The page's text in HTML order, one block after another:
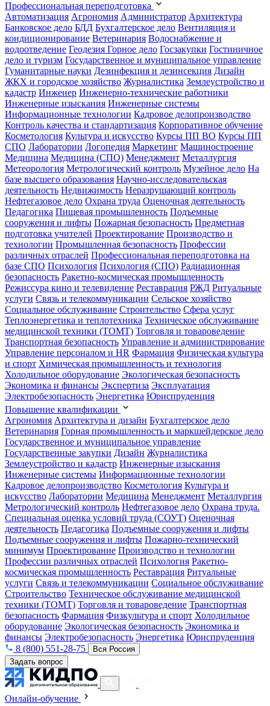
Профессиональная переподготовка
Автоматизация Агрономия Администратор Архитектура
Банковское дело БДД Бухгалтерское дело Вентиляция и
кондиционирование Ветеринария Водоснабжение и
водоотведение Геодезия Горное дело Госзакупки Гостиничное
дело и туризм Государственное и муниципальное управление
Гуманитарные науки Дезинфекция и дезинсекция Дизайн
ЖКХ и городское хозяйство Журналистика Землеустройство и
кадастр Инженер Инженерно-технические работники
Инженерные изыскания Инженерные системы
Информационные технологии Кадровое делопроизводство
Контроль качества и стандартизация Корпоративное обучение
Косметология Культура и искусство Курсы ПП ВО Курсы ПП
СПО Лаборатории Логопедия Маркетинг Машиностроение
Медицина Медицина (СПО) Менеджмент Металлургия
Метеорология Метрологический контроль Музейное дело На
базе высшего образования Научно-исследовательская
деятельность Недвижимость Неразрушающий контроль
Нефтегазовое дело Охрана труда Оценочная деятельность
Педагогика Пищевая промышленность Подъемные
сооружения и лифты Пожарная безопасность Предметная
подготовка учителей Проектирование Производство и
технологии Промышленная безопасность Профессии
различных отраслей Профессиональная переподготовка на
базе СПО Психология Психология (СПО) Радиационная
безопасность Ракетно-космическая промышленность
Режиссура кино и телевидение Реставрация РЖД Ритуальные
услуги Связь и телекоммуникации Сельское хозяйство
Социальное обслуживание Строительство Сфера услуг
Теплоэнергетика и теплотехника Техническое обслуживание
медицинской техники (ТОМТ) Торговля и товароведение
Транспортная безопасность Управление и администрирование
Управление персоналом и HR Фармация Физическая культура
и спорт Химическая промышленность и технология
Холодильное оборудование Экологическая безопасность
Экономика и финансы Экспертиза Эксплуатация
Электробезопасность Энергетика Юриспруденция
Повышение квалификации
Агрономия Архитектура и дизайн Бухгалтерское дело
Ветеринария Горная промышленность и маркшейдерское дело
Государственное и муниципальное управление
Государственные закупки Дизайн Журналистика
Землеустройство и кадастр Инженерные изыскания
Инженерные системы Информационные технологии
Кадровое делопроизводство Косметология Культура и
искусство Лаборатории Медицина Менеджмент Металлургия
Метрологический контроль Нефтегазовое дело Охрана труда.
Специальная оценка условий труда (СОУТ) Оценочная
деятельность Педагогика Подъемные сооружения и лифты
Подъемные сооружения и лифты Пожарно-технический
минимум Проектирование Производство и технологии
Профессии различных отраслей Психология Ракетно-
космическая промышленность Реставрация Ритуальные
услуги Связь и телекоммуникации Социальное обслуживание
Строительство Техническое обслуживание медицинской
техники (ТОМТ) Торговля и товароведение Транспортная
безопасность Фармация Физкультура и спорт Холодильное
оборудование Экологическая безопасность Экономика и
финансы Электробезопасность Энергетика Юриспруденция
8 (800) 551-28-75
Вся Россия
Задать вопрос
Онлайн-обучение